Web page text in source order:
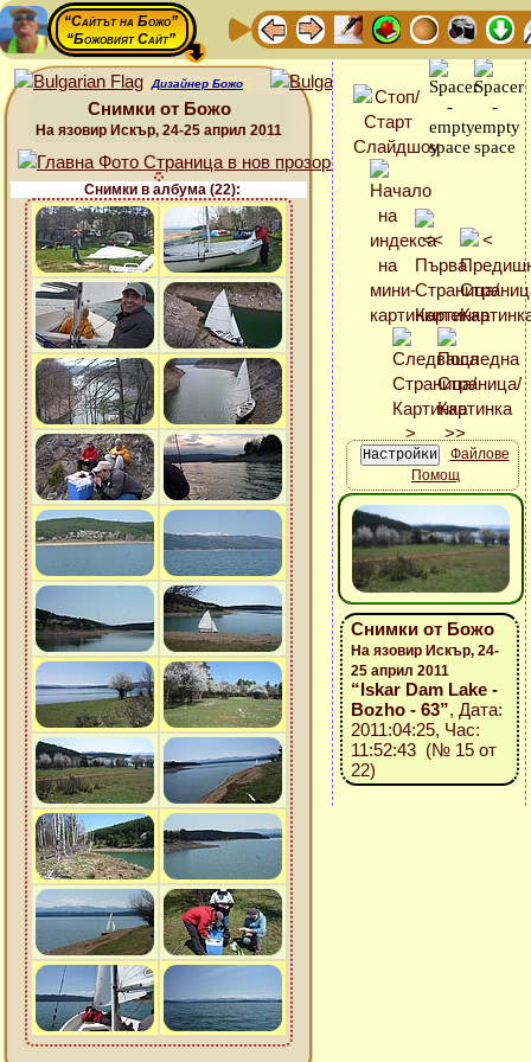
“Сайтът на Божо”
“Божовият Сайт”
Дизайнер Божо
Снимки от Божо
На язовир Искър, 24-25 април 2011
Снимки в албума (22):
Файлове
Помощ
Снимки от Божо
На язовир Искър, 24-
25 април 2011
“Iskar Dam Lake -
Bozho - 63”, Дата:
2011:04:25, Час:
11:52:43 (№ 15 от
22)